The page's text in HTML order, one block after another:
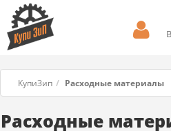
КупиЗип Расходные материалы
Расходные